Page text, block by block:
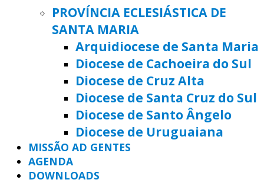
PROVÍNCIA ECLESIÁSTICA DE
SANTA MARIA
Arquidiocese de Santa Maria
Diocese de Cachoeira do Sul
Diocese de Cruz Alta
Diocese de Santa Cruz do Sul
Diocese de Santo Ângelo
Diocese de Uruguaiana
MISSÃO AD GENTES
AGENDA
DOWNLOADS